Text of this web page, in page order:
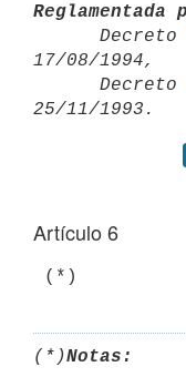
Reglamentada
Decreto
17/08/1994,
      Decreto
Artículo 6
(*)Notas: